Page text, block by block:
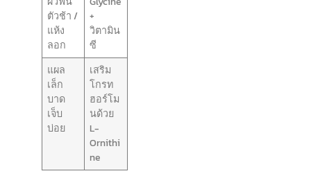
ตัวช้า /
แห้ง
ลอก
+
วิตามิน
ซี
แผล
เล็ก
บาด
เจ็บ
บ่อย
เสริม
โกรท
ฮอร์โม
นด้วย
L-
Ornithi
ne